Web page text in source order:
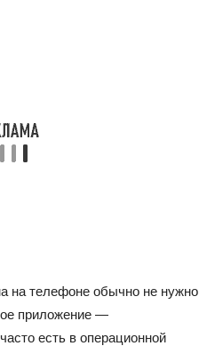
на телефоне обычно не нужно
приложение —
есть в операционной